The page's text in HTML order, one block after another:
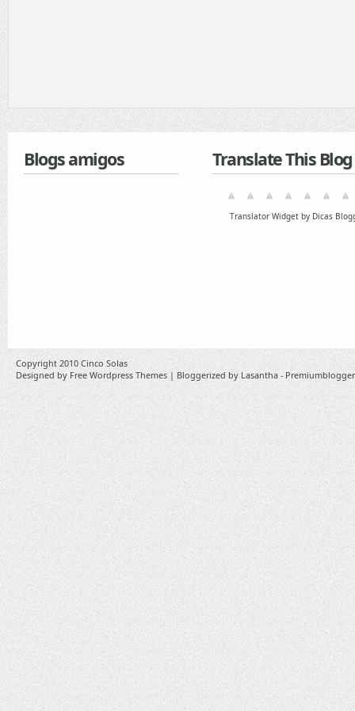
Blogs amigos Translate This Blog
Translator Widget by Dicas
Copyright 2010 Cinco Solas
Designed by Free Wordpress Themes | Bloggerized by Lasantha -